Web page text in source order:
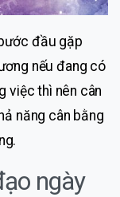
đầu gặp
nếu đang có
việc thì nên cân
năng cân bằng
ngày